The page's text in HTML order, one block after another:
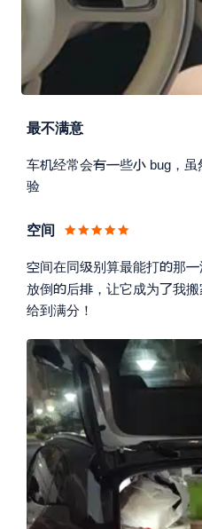
最不满意
车经常会些 bug，虽
验
空间
间在同别算最能打那
放倒后 ，让它成为我
给到满分！